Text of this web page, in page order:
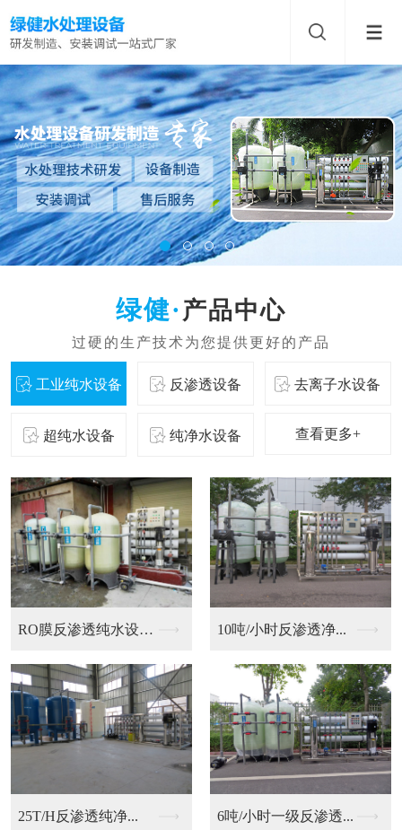
产品中心
工业纯水设备 反渗透设备 去离子水设备
超纯水设备 纯净水设备 查看更多+
二级反渗透纯化水设备... 10吨/小时反渗透净...
6吨/小时一级反渗透... 20吨/小时西门子P...